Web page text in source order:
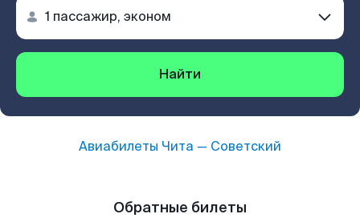
Найти
Авиабилеты Чита — Советский
Обратные билеты